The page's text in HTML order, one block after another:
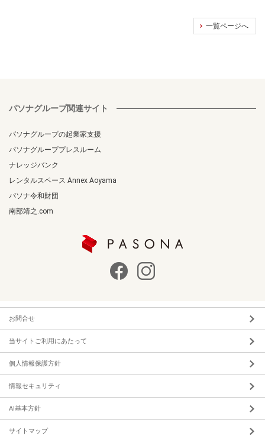
一覧ページへ
パソナグループ関連サイト
パソナグループの起業家支援
パソナグループプレスルーム
ナレッジバンク
レンタルスペース Annex Aoyama
パソナ令和財団
南部靖之.com
お問合せ
当サイトご利用にあたって
個人情報保護方針
情報セキュリティ
AI基本方針
サイトマップ